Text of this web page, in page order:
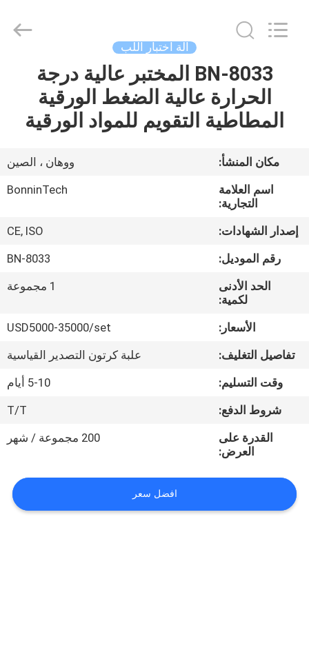
منتجات
أشرطة
فيديو
معلومات
جولة
المعمل
رقابة
جودة
بنا
Technology
Developed
آلة اختبار اللب
BN-8033 المختبر عالية درجة
الحرارة عالية الضغط الورقية
المطاطية التقويم للمواد الورقية
مكان المنشأ:
ووهان ، الصين
اسم العلامة
التجارية:
BonninTech
إصدار الشهادات:
CE, ISO
رقم الموديل:
BN-8033
الحد الأدنى
لكمية:
1 مجموعة
الأسعار:
USD5000-35000/set
تفاصيل التغليف:
علبة كرتون التصدير القياسية
وقت التسليم:
5-10 أيام
شروط الدفع:
T/T
القدرة على
العرض:
200 مجموعة / شهر
افضل سعر